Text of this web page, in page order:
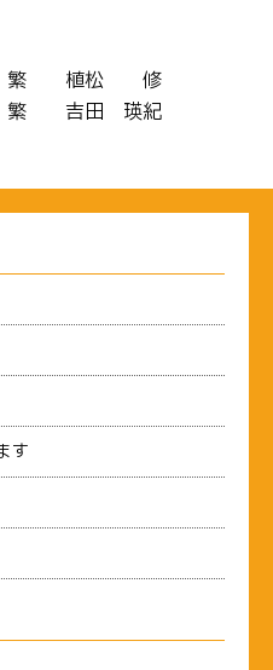
繁 → 植松 修
繁 → 吉田 瑛紀
す